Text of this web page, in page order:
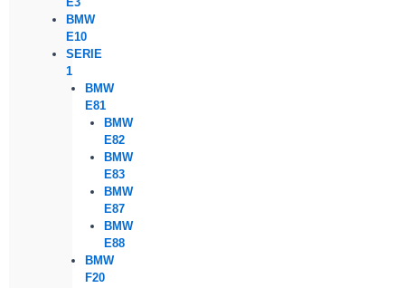
BMW
E10
SERIE
1
BMW
E81
BMW
E82
BMW
E83
BMW
E87
BMW
E88
BMW
F20